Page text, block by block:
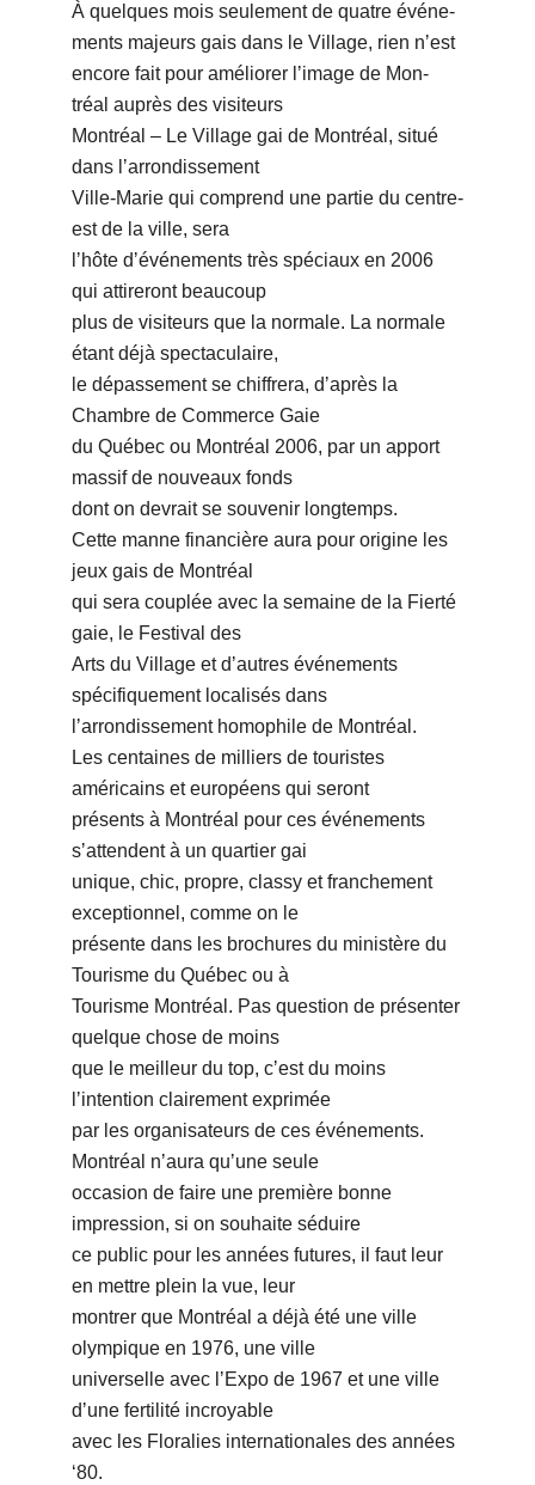
À quelques mois seulement de quatre événe-
ments majeurs gais dans le Village, rien nʼest
encore fait pour améliorer lʼimage de Mon-
tréal auprès des visiteurs
Montréal – Le Village gai de Montréal, situé
dans lʼarrondissement
Ville-Marie qui comprend une partie du centre-
est de la ville, sera
lʼhôte dʼévénements très spéciaux en 2006
qui attireront beaucoup
plus de visiteurs que la normale. La normale
étant déjà spectaculaire,
le dépassement se chiffrera, dʼaprès la
Chambre de Commerce Gaie
du Québec ou Montréal 2006, par un apport
massif de nouveaux fonds
dont on devrait se souvenir longtemps.
Cette manne financière aura pour origine les
jeux gais de Montréal
qui sera couplée avec la semaine de la Fierté
gaie, le Festival des
Arts du Village et dʼautres événements
spécifiquement localisés dans
lʼarrondissement homophile de Montréal.
Les centaines de milliers de touristes
américains et européens qui seront
présents à Montréal pour ces événements
sʼattendent à un quartier gai
unique, chic, propre, classy et franchement
exceptionnel, comme on le
présente dans les brochures du ministère du
Tourisme du Québec ou à
Tourisme Montréal. Pas question de présenter
quelque chose de moins
que le meilleur du top, cʼest du moins
lʼintention clairement exprimée
par les organisateurs de ces événements.
Montréal nʼaura quʼune seule
occasion de faire une première bonne
impression, si on souhaite séduire
ce public pour les années futures, il faut leur
en mettre plein la vue, leur
montrer que Montréal a déjà été une ville
olympique en 1976, une ville
universelle avec lʼExpo de 1967 et une ville
dʼune fertilité incroyable
avec les Floralies internationales des années
ʻ80.